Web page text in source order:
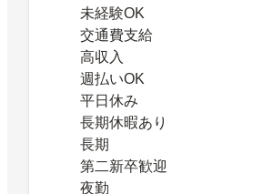
未経験OK
交通費支給
高収入
週払いOK
平日休み
長期休暇あり
長期
第二新卒歓迎
夜勤